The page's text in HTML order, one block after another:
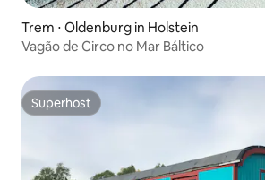
Trem ⋅ Oldenburg in Holstein
Vagão de Circo no Mar Báltico
Superhost
Superhost